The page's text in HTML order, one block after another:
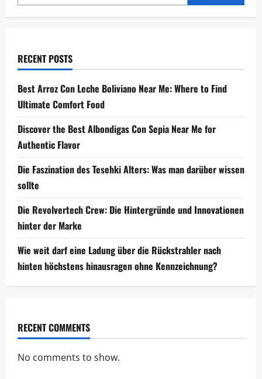
RECENT POSTS
Best Arroz Con Leche Boliviano Near Me: Where to Find
Ultimate Comfort Food
Discover the Best Albondigas Con Sepia Near Me for
Authentic Flavor
Die Faszination des Tesehki Alters: Was man darüber wissen
sollte
Die Revolvertech Crew: Die Hintergründe und Innovationen
hinter der Marke
Wie weit darf eine Ladung über die Rückstrahler nach
hinten höchstens hinausragen ohne Kennzeichnung?
RECENT COMMENTS
No comments to show.